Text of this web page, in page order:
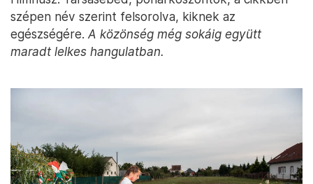
szépen név szerint felsorolva, kiknek az
egészségére. A közönség még sokáig együtt
maradt lelkes hangulatban.